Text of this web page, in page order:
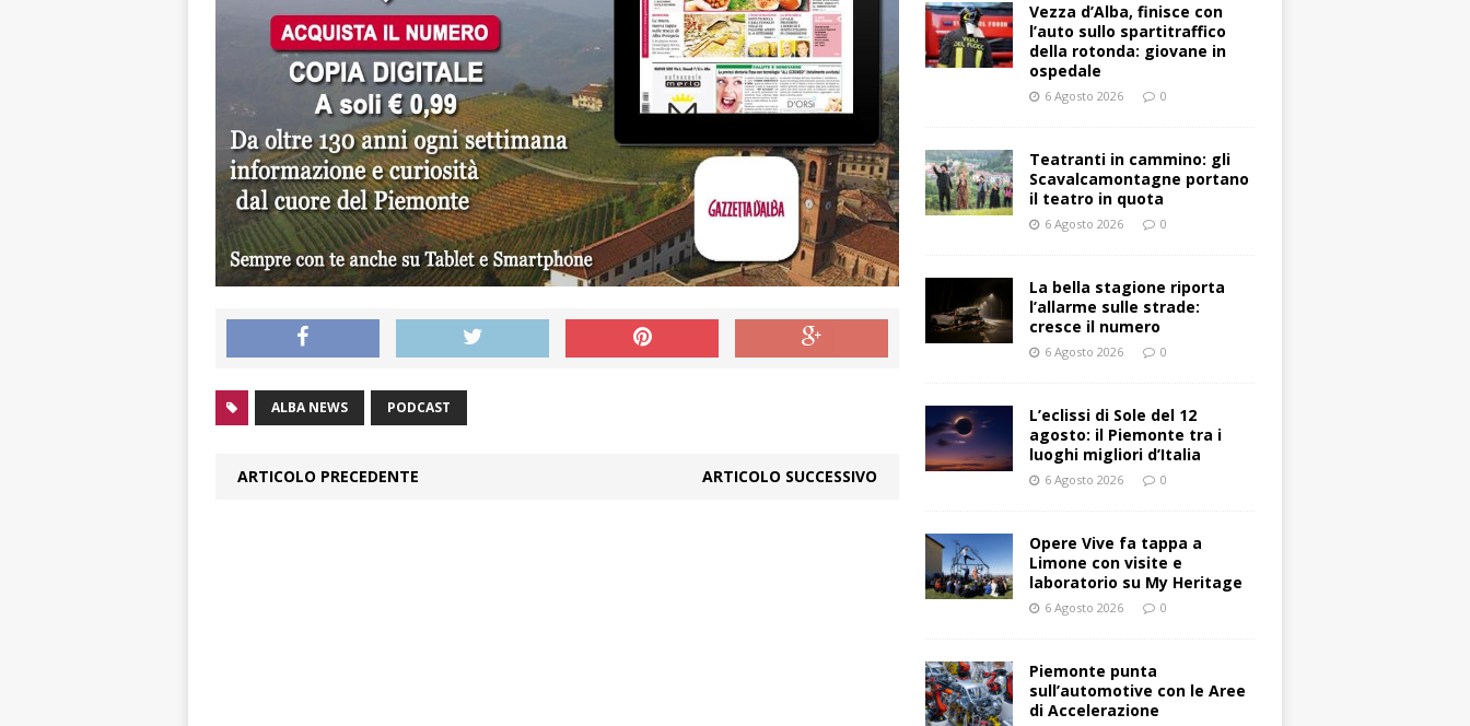
ALBA NEWS PODCAST
ARTICOLO PRECEDENTE ARTICOLO SUCCESSIVO
Vezza d’Alba, finisce con
l’auto sullo spartitraffico
della rotonda: giovane in
ospedale
6 Agosto 2026 0
Teatranti in cammino: gli
Scavalcamontagne portano
il teatro in quota
6 Agosto 2026 0
La bella stagione riporta
l’allarme sulle strade:
cresce il numero
6 Agosto 2026 0
L’eclissi di Sole del 12
agosto: il Piemonte tra i
luoghi migliori d’Italia
6 Agosto 2026 0
Opere Vive fa tappa a
Limone con visite e
laboratorio su My Heritage
6 Agosto 2026 0
Piemonte punta
sull’automotive con le Aree
di Accelerazione